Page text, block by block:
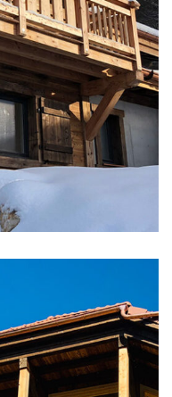
sur-